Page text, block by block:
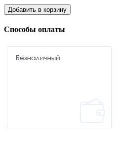
Способы оплаты